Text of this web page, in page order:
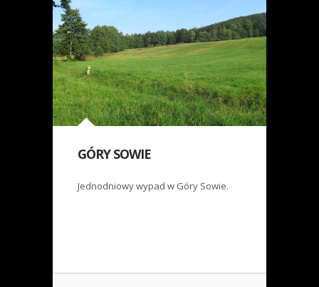
GÓRY SOWIE
Jednodniowy wypad w Góry Sowie.